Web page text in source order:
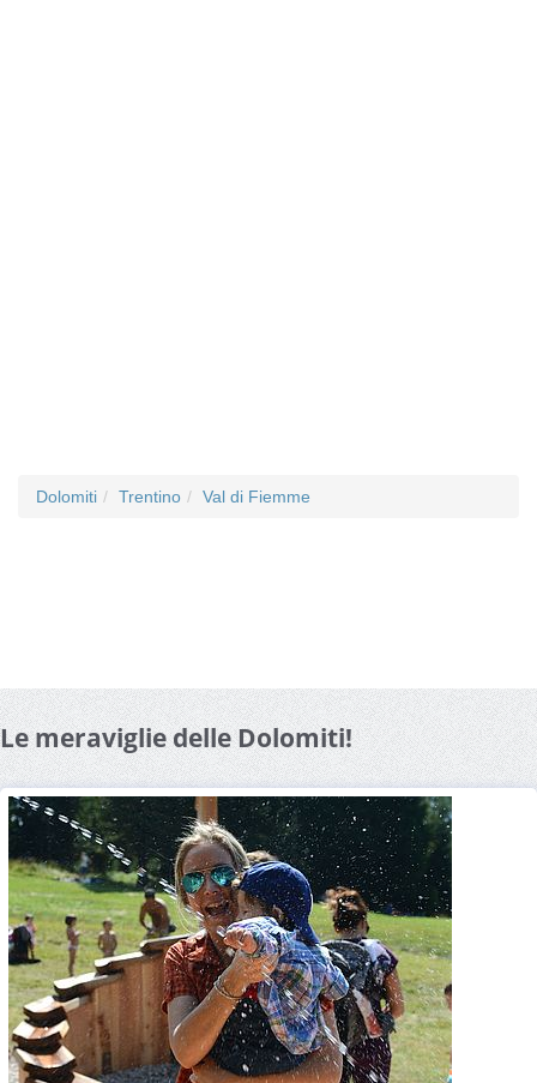
Dolomiti Trentino Val di Fiemme
Le meraviglie delle Dolomiti!